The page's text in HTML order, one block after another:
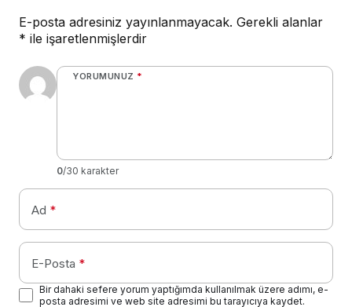
E-posta adresiniz yayınlanmayacak. Gerekli alanlar
* ile işaretlenmişlerdir
YORUMUNUZ *
0/30 karakter
Ad *
E-Posta *
Bir dahaki sefere yorum yaptığımda kullanılmak üzere adımı, e-
posta adresimi ve web site adresimi bu tarayıcıya kaydet.